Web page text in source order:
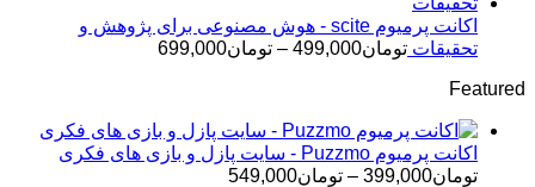
تا
تومان499,000
اکانت پرمیوم scite - هوش مصنوعی برای پژوهش و
تحقیقات تومان499,000
– تومان699,000محدوده
تومان699,000
Featured
اکانت پرمیوم Puzzmo - سایت پازل و بازی های فکری
تومان399,000
– تومان549,000